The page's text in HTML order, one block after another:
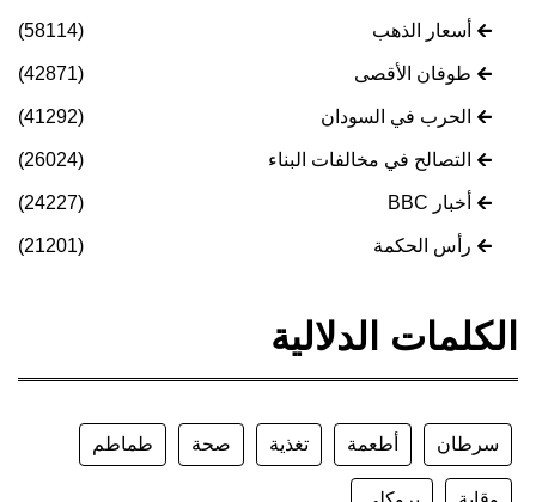
أسعار الذهب (58114)
طوفان الأقصى (42871)
الحرب في السودان (41292)
التصالح في مخالفات البناء (26024)
أخبار BBC (24227)
رأس الحكمة (21201)
الكلمات الدلالية
سرطان أطعمة تغذية صحة طماطم